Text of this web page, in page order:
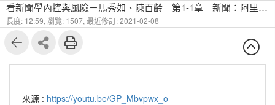
看新聞學內控與風險－馬秀如、陳百齡 第1-1章 新聞：阿里巴巴雙11
長度: 12:59, 瀏覽: 1507, 最近修訂: 2021-02-08
來源 : https://youtu.be/GP_Mbvpwx_o